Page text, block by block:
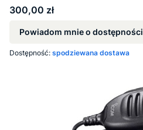
Cena
300,00 zł
Powiadom mnie o dostępności
Dostępność: spodziewana dostawa